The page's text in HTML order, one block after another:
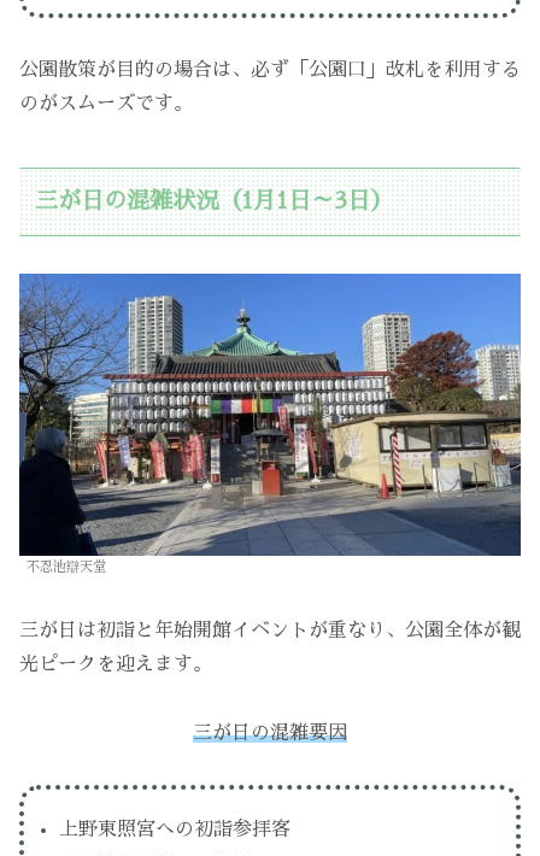
公園散策が目的の場合は、必ず「公園口」改札を利用する
のがスムーズです。
三が日の混雑状況（1月1日～3日）
不忍池辯天堂
三が日は初詣と年始開館イベントが重なり、公園全体が観
光ピークを迎えます。
三が日の混雑要因
上野東照宮への初詣参拝客